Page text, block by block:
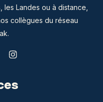
les Landes ou à distance,
collègues du réseau